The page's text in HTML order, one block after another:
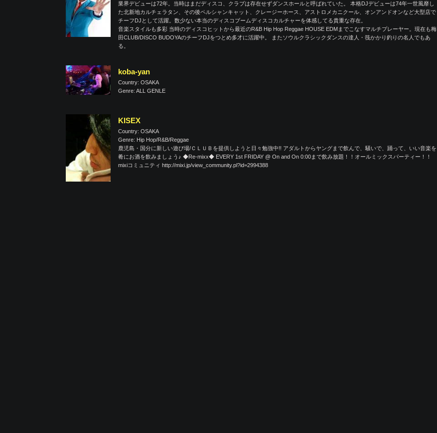
業界デビューは72年。当時はまだディスコ、クラブは存在せずダンスホールと呼ばれていた。 本格DJデビューは74年一世風靡し
た北新地カルチェラタン、その後ペルシャンキャット、クレージーホース、アストロメカニクール、オンアンドオンなど大型店で
チーフDJとして活躍。数少ない本当のディスコブームディスコカルチャーを体感してる貴重な存在。
音楽スタイルも多彩 当時のディスコヒットから最近のR&B Hip Hop Reggae HOUSE EDMまでこなすマルチプレーヤー。現在も梅
田CLUB/DISCO BUDOYAのチーフDJをつとめ多才に活躍中。 またソウルクラシックダンスの達人・筏かかり釣りの名人でもあ
る。
koba-yan
Country: OSAKA
Genre: ALL GENLE
KISEX
Country: OSAKA
Genre: Hip Hop/R&B/Reggae
鹿児島・国分に新しい遊び場/ＣＬＵＢを提供しようと日々勉強中!! アダルトからヤングまで飲んで、騒いで、踊って、いい音楽を
肴にお酒を飲みましょう♪ ◆Re-mixx◆ EVERY 1st FRIDAY @ On and On 0:00まで飲み放題！！オールミックスパーティー！！
mixiコミュニティ http://mixi.jp/view_community.pl?id=2994388